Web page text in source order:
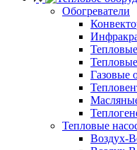
Обогреватели
Газовые
Тепловые
Воздух-